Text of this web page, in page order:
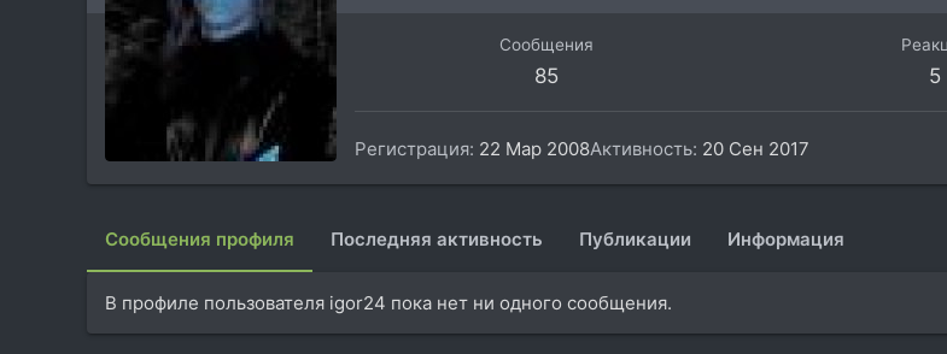
Сообщения
85 5
Регистрация 22 Мар 2008Активность 20 Сен 2017
Сообщения профиля Последняя активность Публикации Информация
В профиле пользователя igor24 пока нет ни одного сообщения.